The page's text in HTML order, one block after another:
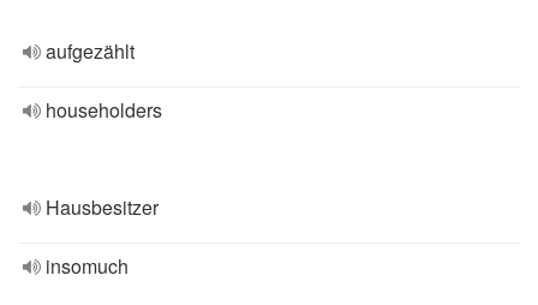
aufgezählt
householders
Hausbesitzer
insomuch